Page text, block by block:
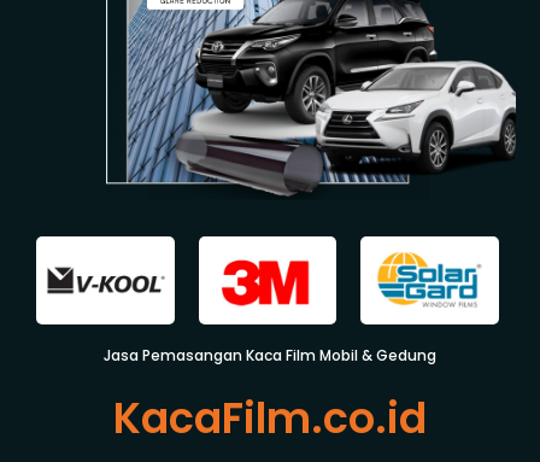
Jasa Pemasangan Kaca Film Mobil & Gedung
KacaFilm.co.id